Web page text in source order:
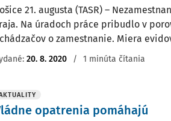
21. augusta (TASR) –
Na úradoch práce pribudlo v
o zamestnanie. Miera
20. 8. 2020 / 1 minúta čítania
opatrenia pomáhajú